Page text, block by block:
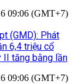
09:06 (GMT+7)
(GMD): Phát
6,4 triệu cổ
II tăng bằng lần
09:06 (GMT+7)